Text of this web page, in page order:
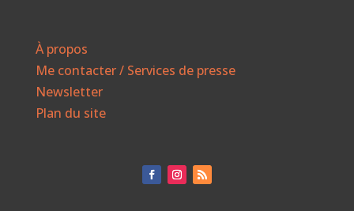
À propos
Me contacter / Services de presse
Newsletter
Plan du site